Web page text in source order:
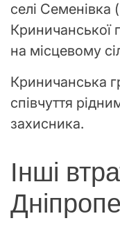
селі
Криничанської
на місцевому
Криничанська
співчуття
захисника.
Інші